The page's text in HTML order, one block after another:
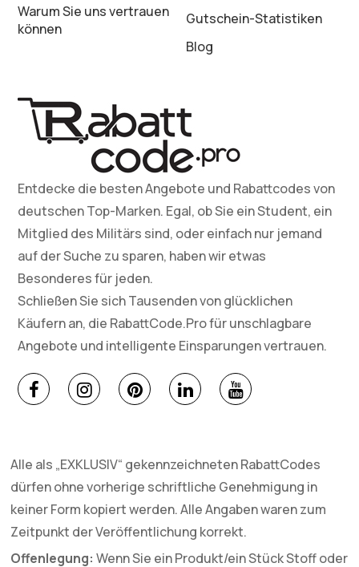
Warum Sie uns vertrauen
können
Gutschein-Statistiken
Blog
Entdecke die besten Angebote und Rabattcodes von
deutschen Top-Marken. Egal, ob Sie ein Student, ein
Mitglied des Militärs sind, oder einfach nur jemand
auf der Suche zu sparen, haben wir etwas
Besonderes für jeden.
Schließen Sie sich Tausenden von glücklichen
Käufern an, die RabattCode.Pro für unschlagbare
Angebote und intelligente Einsparungen vertrauen.
Alle als „EXKLUSIV“ gekennzeichneten RabattCodes
dürfen ohne vorherige schriftliche Genehmigung in
keiner Form kopiert werden. Alle Angaben waren zum
Zeitpunkt der Veröffentlichung korrekt.
Offenlegung: Wenn Sie ein Produkt/ein Stück Stoff oder